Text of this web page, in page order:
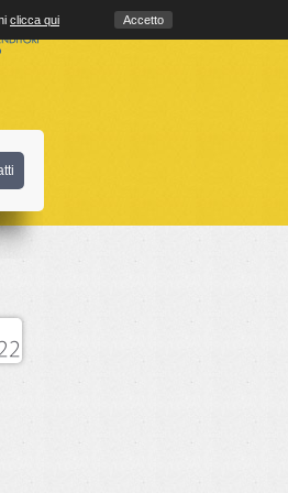
clicca qui Accetto